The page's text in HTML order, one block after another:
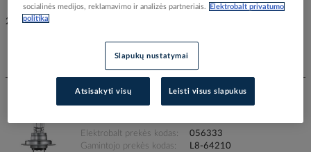
2 prekės
Rūšiuoti pagal
Elektrobalt prekės kodas
056333
Gamintojo prekės kodas
L8-64210
socialinės medijos, reklamavimo ir analizės partneriais.
Elektrobalt privatumo
politika
Slapukų nustatymai
Atsisakyti visų Leisti visus slapukus